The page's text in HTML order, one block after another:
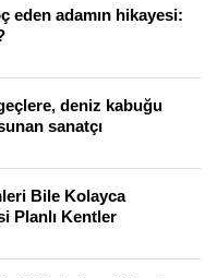
eden adamın hikayesi:
deniz kabuğu
sanatçı
Bile Kolayca
Planlı Kentler